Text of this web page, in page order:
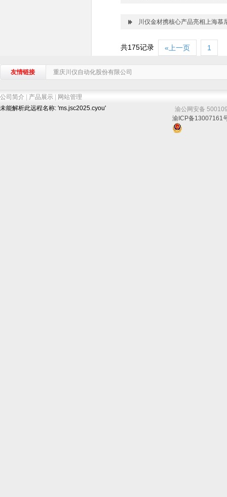
川仪金材携核心产品亮相上海慕
共175记录 «上一页 1
友情链接 重庆川仪自动化股份有限公司
公司简介 产品展示
网站管理
渝公网安备
渝ICP备13007161
未能解析此远程名称: 'ms.jsc2025.cyou'